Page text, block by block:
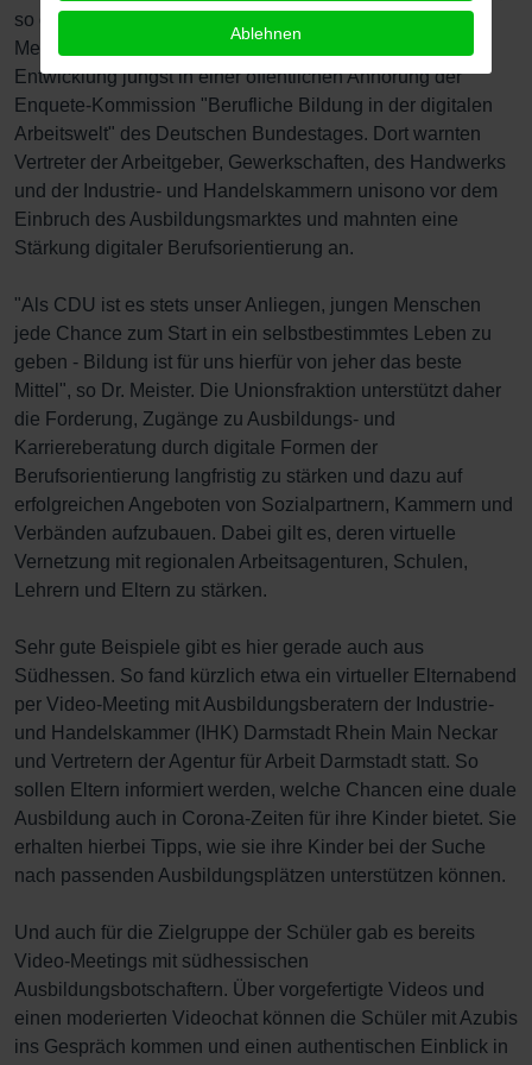
so der Bergsträßer Bundestagsabgeordnete Dr. Michael
Meister (CDU). Besonders deutlich wurde diese
Entwicklung jüngst in einer öffentlichen Anhörung der
Enquete-Kommission "Berufliche Bildung in der digitalen
Arbeitswelt" des Deutschen Bundestages. Dort warnten
Vertreter der Arbeitgeber, Gewerkschaften, des Handwerks
und der Industrie- und Handelskammern unisono vor dem
Einbruch des Ausbildungsmarktes und mahnten eine
Stärkung digitaler Berufsorientierung an.
"Als CDU ist es stets unser Anliegen, jungen Menschen
jede Chance zum Start in ein selbstbestimmtes Leben zu
geben - Bildung ist für uns hierfür von jeher das beste
Mittel", so Dr. Meister. Die Unionsfraktion unterstützt daher
die Forderung, Zugänge zu Ausbildungs- und
Karriereberatung durch digitale Formen der
Berufsorientierung langfristig zu stärken und dazu auf
erfolgreichen Angeboten von Sozialpartnern, Kammern und
Verbänden aufzubauen. Dabei gilt es, deren virtuelle
Vernetzung mit regionalen Arbeitsagenturen, Schulen,
Lehrern und Eltern zu stärken.
Sehr gute Beispiele gibt es hier gerade auch aus
Südhessen. So fand kürzlich etwa ein virtueller Elternabend
per Video-Meeting mit Ausbildungsberatern der Industrie-
und Handelskammer (IHK) Darmstadt Rhein Main Neckar
und Vertretern der Agentur für Arbeit Darmstadt statt. So
sollen Eltern informiert werden, welche Chancen eine duale
Ausbildung auch in Corona-Zeiten für ihre Kinder bietet. Sie
erhalten hierbei Tipps, wie sie ihre Kinder bei der Suche
nach passenden Ausbildungsplätzen unterstützen können.
Und auch für die Zielgruppe der Schüler gab es bereits
Video-Meetings mit südhessischen
Ausbildungsbotschaftern. Über vorgefertigte Videos und
einen moderierten Videochat können die Schüler mit Azubis
ins Gespräch kommen und einen authentischen Einblick in
Ablehnen